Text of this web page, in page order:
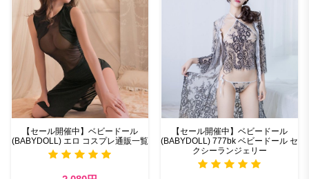
【セール開催中】ベビードール
(BABYDOLL) エロ コスプレ通販一覧
【セール開催中】ベビードール
(BABYDOLL) 777bk ベビードール セ
クシーランジェリー